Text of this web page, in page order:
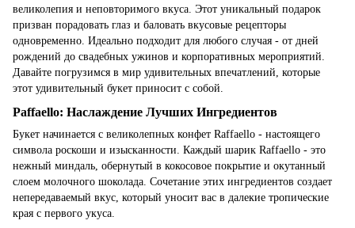
великолепия и неповторимого вкуса. Этот уникальный подарок
призван порадовать глаз и баловать вкусовые рецепторы
одновременно. Идеально подходит для любого случая - от дней
рождений до свадебных ужинов и корпоративных мероприятий.
Давайте погрузимся в мир удивительных впечатлений, которые
этот удивительный букет приносит с собой.
Рaffaello: Наслаждение Лучших Ингредиентов
Букет начинается с великолепных конфет Raffaello - настоящего
символа роскоши и изысканности. Каждый шарик Raffaello - это
нежный миндаль, обернутый в кокосовое покрытие и окутанный
слоем молочного шоколада. Сочетание этих ингредиентов создает
непередаваемый вкус, который уносит вас в далекие тропические
края с первого укуса.